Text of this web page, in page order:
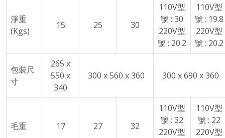
淨重
(Kgs)
15 25 30
110V型
號 : 30
220V型
號 : 20.2
110V型
號 : 19.8
220V型
號 : 20.2
包裝尺
寸
265 x
550 x
340
300 x 560 x 360 300 x 690 x 360
毛重 17 27 32
110V型
號 : 32
220V型
110V型
號 : 22
220V型